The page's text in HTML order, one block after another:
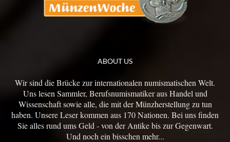
ABOUT US
Wir sind die Brücke zur internationalen numismatischen Welt.
Uns lesen Sammler, Berufsnumismatiker aus Handel und
Wissenschaft sowie alle, die mit der Münzherstellung zu tun
haben. Unsere Leser kommen aus 170 Nationen. Bei uns finden
Sie alles rund ums Geld - von der Antike bis zur Gegenwart.
Und noch ein bisschen mehr...